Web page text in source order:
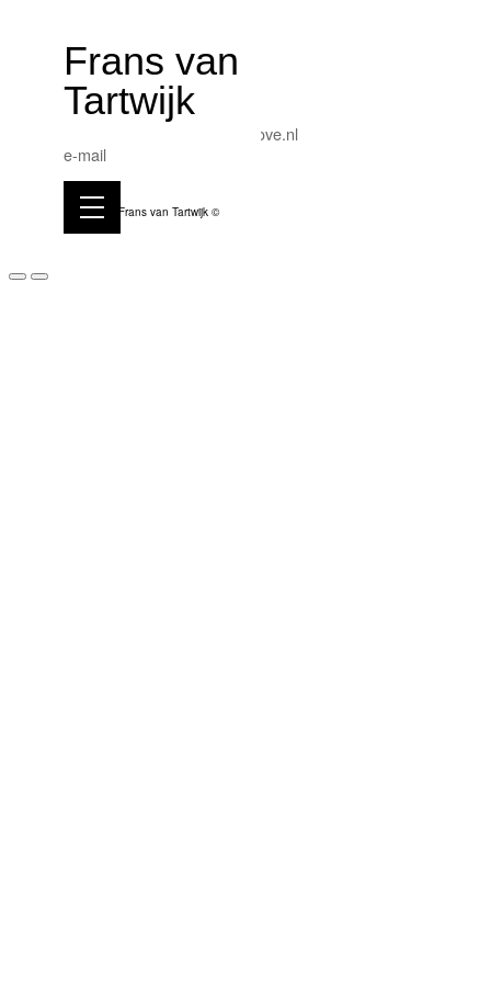
Frans van
Tartwijk
e-mail
Frans van Tartwijk ©
Frans van Tartwijk
tel: 0031-(0)-617586307
fransvantartwijk@12move.nl